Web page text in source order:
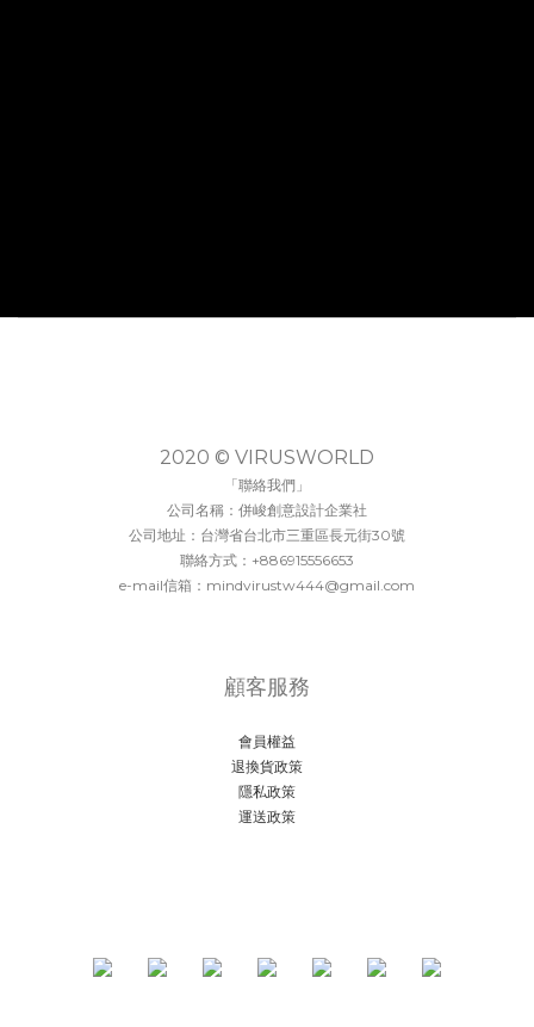
2020 © VIRUSWORLD
「聯絡我們」
公司名稱：併峻創意設計企業社
公司地址：台灣省台北市三重區長元街30號
聯絡方式：+886915556653
e-mail信箱：mindvirustw444@gmail.com
顧客服務
會員權益
退換貨政策
隱私政策
運送政策